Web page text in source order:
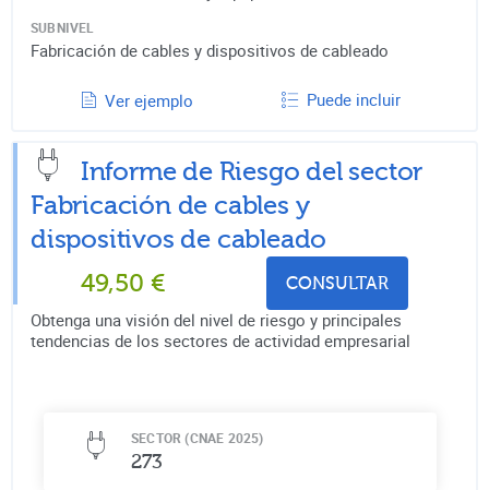
SUBNIVEL
Fabricación de cables y dispositivos de cableado
Ver ejemplo Puede incluir
Informe de Riesgo del sector
Fabricación de cables y
dispositivos de cableado
49,50 € CONSULTAR
Obtenga una visión del nivel de riesgo y principales
tendencias de los sectores de actividad empresarial
SECTOR (CNAE 2025)
273